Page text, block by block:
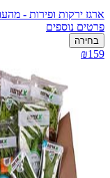
ארגז ירקות ופירות -
פרטים נוספים
בחירה
₪159